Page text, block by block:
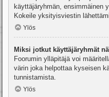
käyttäjäryhmän, ensimmäinen
Kokeile yksityisviestin
Ylös
Miksi jotkut käyttäjäryhmät
Foorumin ylläpitäjä voi
värin joka helpottaa kyseisen
tunnistamista.
Ylös